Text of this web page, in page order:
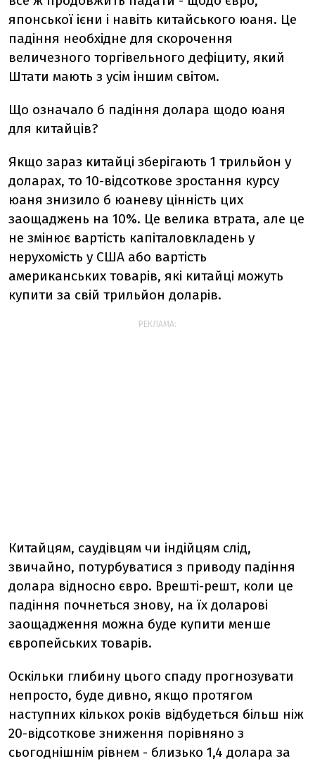
японської ієни і навіть китайського юаня. Це
падіння необхідне для скорочення
величезного торгівельного дефіциту, який
Штати мають з усім іншим світом.
Що означало б падіння долара щодо юаня
для китайців?
Якщо зараз китайці зберігають 1 трильйон у
доларах, то 10-відсоткове зростання курсу
юаня знизило б юаневу цінність цих
заощаджень на 10%. Це велика втрата, але це
не змінює вартість капіталовкладень у
нерухомість у США або вартість
американських товарів, які китайці можуть
купити за свій трильйон доларів.
РЕКЛАМА:
Китайцям, саудівцям чи індійцям слід,
звичайно, потурбуватися з приводу падіння
долара відносно євро. Врешті-решт, коли це
падіння почнеться знову, на їх доларові
заощадження можна буде купити менше
європейських товарів.
Оскільки глибину цього спаду прогнозувати
непросто, буде дивно, якщо протягом
наступних кількох років відбудеться більш ніж
20-відсоткове зниження порівняно з
сьогоднішнім рівнем - близько 1,4 долара за